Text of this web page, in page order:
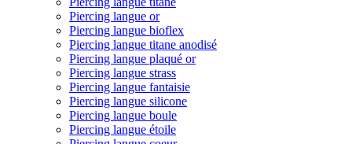
Piercing langue or
Piercing langue bioflex
Piercing langue titane anodisé
Piercing langue plaqué or
Piercing langue strass
Piercing langue fantaisie
Piercing langue silicone
Piercing langue boule
Piercing langue étoile